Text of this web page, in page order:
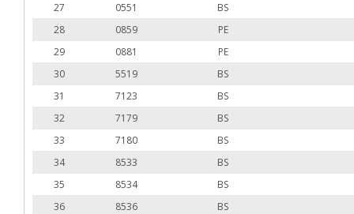
27
0551
BS
28
0859
PE
29
0881
PE
30
5519
BS
31
7123
BS
32
7179
BS
33
7180
BS
34
8533
BS
35
8534
BS
36
8536
BS